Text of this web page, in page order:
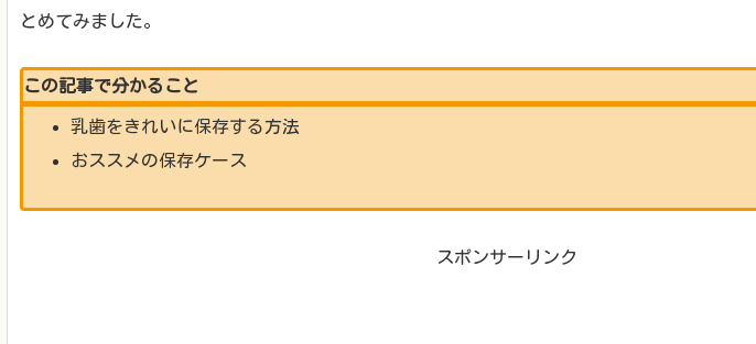
とめてみました。
この記事で分かること
乳歯をきれいに保存する方法
おススメの保存ケース
スポンサーリンク